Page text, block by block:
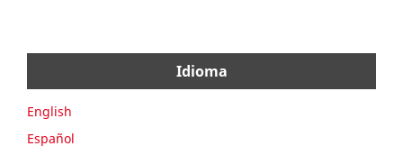
Idioma
English
Español